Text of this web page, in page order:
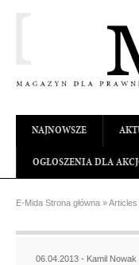
NAJNOWSZE
OGŁOSZENIA DLA
E-Mida Strona główna »Articles
06.04.2013 - Kamil Nowak